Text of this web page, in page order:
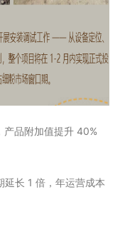
产品附加值提升 40%
延长 1 倍，年运营成本